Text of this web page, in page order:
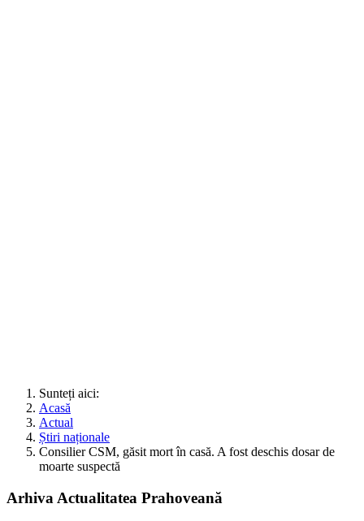
Sunteți aici:
Acasă
Actual
Știri naționale
Consilier CSM, găsit mort în casă. A fost deschis dosar de
moarte suspectă
Arhiva Actualitatea Prahoveană